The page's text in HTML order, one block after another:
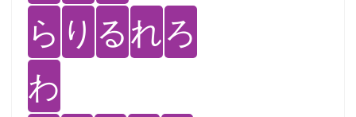
ら り るれろ
わ